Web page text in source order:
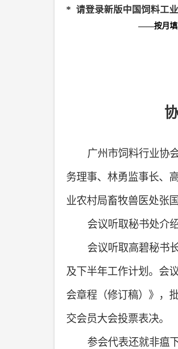
* 请登录新版中国饲料工
——按月填
广州市饲料行业协
务理事、林勇监事长、
业农村局畜牧兽医处张
会议听取秘书处介
会议听取高碧秘书
及下半年工作计划。会
会章程（修订稿）》，
交会员大会投票表决。
参会代表还就非瘟